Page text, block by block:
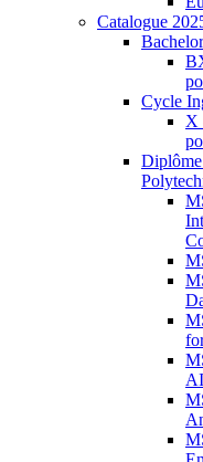
Catalogue
Bachelor
Cycle
X